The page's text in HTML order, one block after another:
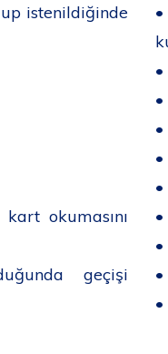
istenildiğinde
okumasını
geçişi